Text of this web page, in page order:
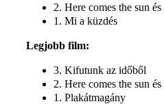
2. Here comes the sun
1. Mi a küzdés
Legjobb film:
3. Kifutunk az időből
2. Here comes the sun
1. Plakátmagány